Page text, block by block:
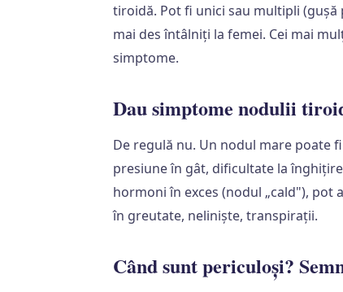
tiroidă. Pot fi unici sau multipli
mai des întâlniți la femei. Cei mai
simptome.
Dau simptome nodulii
De regulă nu. Un nodul mare poate
presiune în gât, dificultate la
hormoni în exces (nodul „cald"),
în greutate, neliniște, transpirații.
Când sunt periculoși?